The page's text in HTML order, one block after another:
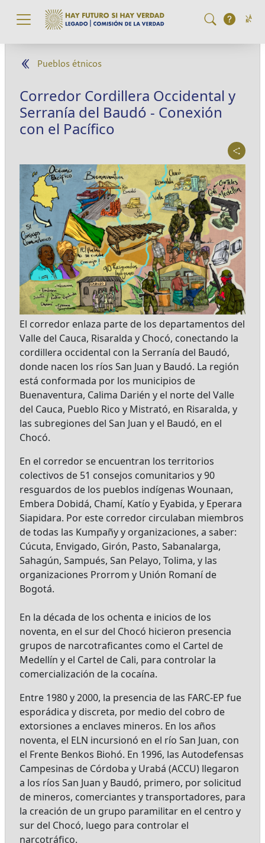
Pasar al contenido principal
Pueblos étnicos
Corredor Cordillera Occidental y
Serranía del Baudó - Conexión
con el Pacífico
El corredor enlaza parte de los departamentos del
Valle del Cauca, Risaralda y Chocó, conectando la
cordillera occidental con la Serranía del Baudó,
donde nacen los ríos San Juan y Baudó. La región
está conformada por los municipios de
Buenaventura, Calima Darién y el norte del Valle
del Cauca, Pueblo Rico y Mistrató, en Risaralda, y
las subregiones del San Juan y el Baudó, en el
Chocó.
En el corredor se encuentran los territorios
colectivos de 51 consejos comunitarios y 90
resguardos de los pueblos indígenas Wounaan,
Embera Dobidá, Chamí, Katío y Eyabida, y Eperara
Siapidara. Por este corredor circulaban miembros
de todas las Kumpañy y organizaciones, a saber:
Cúcuta, Envigado, Girón, Pasto, Sabanalarga,
Sahagún, Sampués, San Pelayo, Tolima, y las
organizaciones Prorrom y Unión Romaní de
Bogotá.
En la década de los ochenta e inicios de los
noventa, en el sur del Chocó hicieron presencia
grupos de narcotraficantes como el Cartel de
Medellín y el Cartel de Cali, para controlar la
comercialización de la cocaína.
Entre 1980 y 2000, la presencia de las FARC-EP fue
esporádica y discreta, por medio del cobro de
extorsiones a enclaves mineros. En los años
noventa, el ELN incursionó en el río San Juan, con
el Frente Benkos Biohó. En 1996, las Autodefensas
Campesinas de Córdoba y Urabá (ACCU) llegaron
a los ríos San Juan y Baudó, primero, por solicitud
de mineros, comerciantes y transportadores, para
la creación de un grupo paramilitar en el centro y
sur del Chocó, luego para controlar el
narcotráfico.